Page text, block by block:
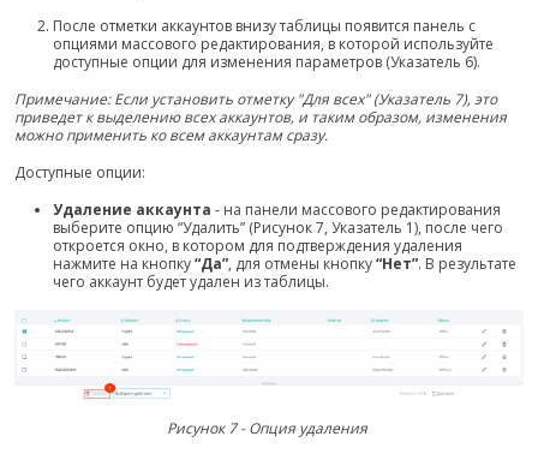
После отметки аккаунтов внизу таблицы появится панель с
опциями массового редактирования, в которой используйте
доступные опции для изменения параметров (Указатель 6).
Примечание: Если установить отметку "Для всех" (Указатель 7), это
приведет к выделению всех аккаунтов, и таким образом, изменения
можно применить ко всем аккаунтам сразу.
Доступные опции:
Удаление аккаунта - на панели массового редактирования
выберите опцию “Удалить” (Рисунок 7, Указатель 1), после чего
откроется окно, в котором для подтверждения удаления
нажмите на кнопку“Да”, для отмены кнопку“Нет”. В результате
чего аккаунт будет удален из таблицы.
Рисунок 7 - Опция удаления